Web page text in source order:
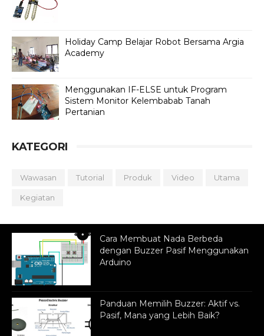
Holiday Camp Belajar Robot Bersama Argia
Academy
Menggunakan IF-ELSE untuk Program
Sistem Monitor Kelembabab Tanah
Pertanian
KATEGORI
Wawasan Tutorial Produk Video Utama
Kegiatan
Cara Membuat Nada Berbeda
dengan Buzzer Pasif Menggunakan
Arduino
Panduan Memilih Buzzer: Aktif vs.
Pasif, Mana yang Lebih Baik?